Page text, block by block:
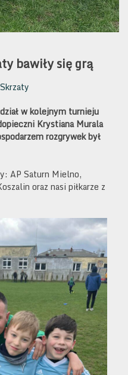
bawiły się grą
Skrzaty
w kolejnym turnieju
Krystiana Murala
rozgrywek był
AP Saturn Mielno,
oraz nasi piłkarze z